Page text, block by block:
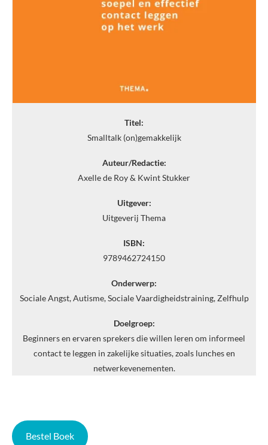
Titel:
Smalltalk (on)gemakkelijk
Auteur/Redactie:
Axelle de Roy & Kwint Stukker
Uitgever:
Uitgeverij Thema
ISBN:
9789462724150
Onderwerp:
Sociale Angst, Autisme, Sociale Vaardigheidstraining, Zelfhulp
Doelgroep:
Beginners en ervaren sprekers die willen leren om informeel
contact te leggen in zakelijke situaties, zoals lunches en
netwerkevenementen.
Bestel Boek